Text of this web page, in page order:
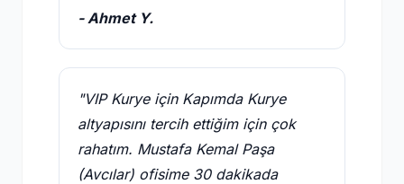
- Ahmet Y.
"VIP Kurye için Kapımda Kurye
altyapısını tercih ettiğim için çok
rahatım. Mustafa Kemal Paşa
(Avcılar) ofisime 30 dakikada